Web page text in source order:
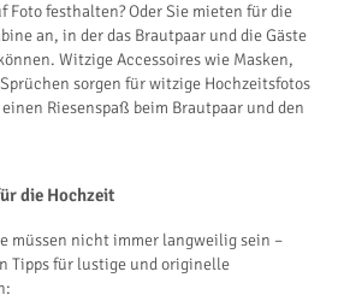
Foto festhalten? Oder Sie mieten für die
an, in der das Brautpaar und die Gäste
Witzige Accessoires wie Masken,
sorgen für witzige Hochzeitsfotos
Riesenspaß beim Brautpaar und den
die Hochzeit
müssen nicht immer langweilig sein –
Tipps für lustige und originelle